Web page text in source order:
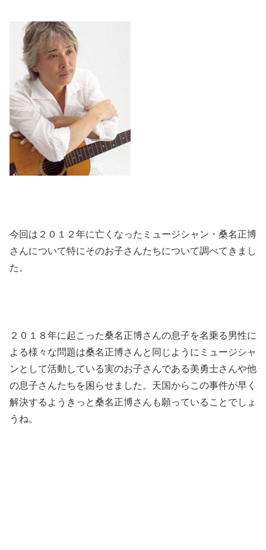
今回は２０１２年に亡くなったミュージシャン・桑名正博
さんについて特にそのお子さんたちについて調べてきまし
た。
２０１８年に起こった桑名正博さんの息子を名乗る男性に
よる様々な問題は桑名正博さんと同じようにミュージシャ
ンとして活動している実のお子さんである美勇士さんや他
の息子さんたちを困らせました。天国からこの事件が早く
解決するようきっと桑名正博さんも願っていることでしょ
うね。